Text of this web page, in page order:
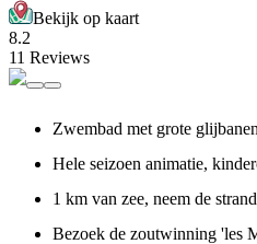
Bekijk op kaart
8.2
11 Reviews
Zwembad met grote glijbanen
Hele seizoen animatie,
1 km van zee, neem de
Bezoek de zoutwinning 'les